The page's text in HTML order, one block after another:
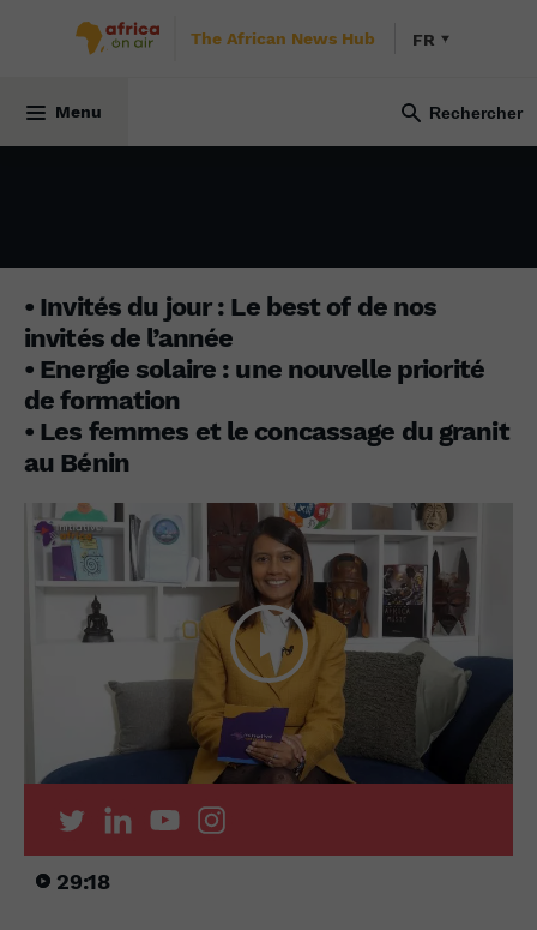
The African News Hub FR
Menu
• Invités du jour : Le best of de nos
invités de l’année
• Energie solaire : une nouvelle priorité
de formation
• Les femmes et le concassage du granit
au Bénin
29:18